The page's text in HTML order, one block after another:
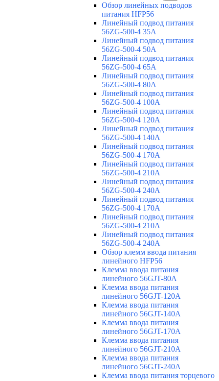
Обзор линейных подводов
питания HFP56
Линейный подвод питания
56ZG-500-4 35A
Линейный подвод питания
56ZG-500-4 50A
Линейный подвод питания
56ZG-500-4 65A
Линейный подвод питания
56ZG-500-4 80A
Линейный подвод питания
56ZG-500-4 100A
Линейный подвод питания
56ZG-500-4 120A
Линейный подвод питания
56ZG-500-4 140A
Линейный подвод питания
56ZG-500-4 170A
Линейный подвод питания
56ZG-500-4 210A
Линейный подвод питания
56ZG-500-4 240A
Линейный подвод питания
56ZG-500-4 170A
Линейный подвод питания
56ZG-500-4 210A
Линейный подвод питания
56ZG-500-4 240A
Обзор клемм ввода питания
линейного HFP56
Клемма ввода питания
линейного 56GJT-80A
Клемма ввода питания
линейного 56GJT-120A
Клемма ввода питания
линейного 56GJT-140A
Клемма ввода питания
линейного 56GJT-170A
Клемма ввода питания
линейного 56GJT-210A
Клемма ввода питания
линейного 56GJT-240A
Клемма ввода питания торцевого